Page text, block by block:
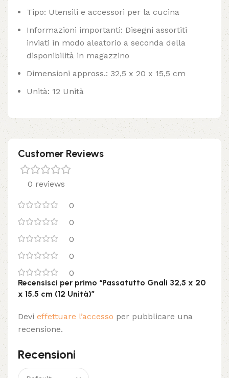
Tipo: Utensili e accessori per la cucina
Informazioni importanti: Disegni assortiti
inviati in modo aleatorio a seconda della
disponibilità in magazzino
Dimensioni appross.: 32,5 x 20 x 15,5 cm
Unità: 12 Unità
Customer Reviews
0 reviews
0
0
0
0
0
Recensioni
Recensisci per primo “Passatutto Gnali 32,5 x 20
x 15,5 cm (12 Unità)”
Devi effettuare l’accesso per pubblicare una
recensione.